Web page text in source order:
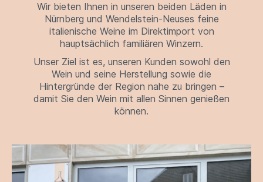
Wir bieten Ihnen in unseren beiden Läden in
Nürnberg und Wendelstein-Neuses feine
italienische Weine im Direktimport von
hauptsächlich familiären Winzern.
Unser Ziel ist es, unseren Kunden sowohl den
Wein und seine Herstellung sowie die
Hintergründe der Region nahe zu bringen –
damit Sie den Wein mit allen Sinnen genießen
können.